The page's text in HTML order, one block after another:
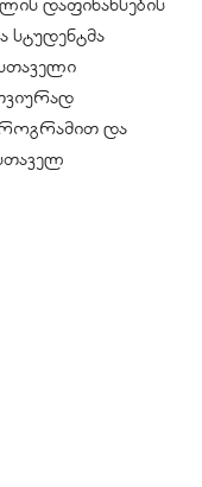
დაფინანსების
სტუდენტმა
და